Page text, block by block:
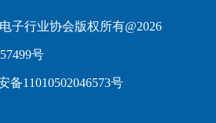
子行业协会版权所有@2026
号
备11010502046573号